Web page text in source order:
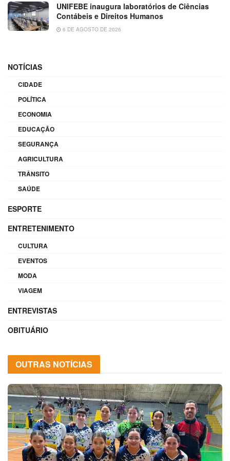
UNIFEBE inaugura laboratórios de Ciências
Contábeis e Direitos Humanos
6 DE AGOSTO DE 2026
NOTÍCIAS
CIDADE
POLÍTICA
ECONOMIA
EDUCAÇÃO
SEGURANÇA
AGRICULTURA
TRÂNSITO
SAÚDE
ESPORTE
ENTRETENIMENTO
CULTURA
EVENTOS
MODA
VIAGEM
ENTREVISTAS
OBITUÁRIO
OUTRAS NOTÍCIAS